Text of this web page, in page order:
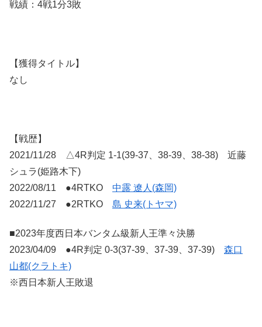
戦績：4戦1分3敗
【獲得タイトル】
なし
【戦歴】
2021/11/28 △4R判定 1-1(39-37、38-39、38-38) 近藤
シュラ(姫路木下)
2022/08/11 ●4RTKO 中露 遼人(森岡)
2022/11/27 ●2RTKO 島 史来(トヤマ)
■2023年度西日本バンタム級新人王準々決勝
2023/04/09 ●4R判定 0-3(37-39、37-39、37-39) 森口
山都(クラトキ)
※西日本新人王敗退